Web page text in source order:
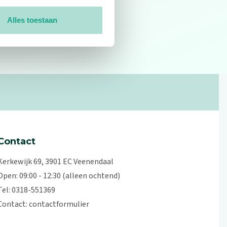
Alles toestaan
69, 3901 EC Veenendaal
09:00 - 12:30 (alleen ochtend)
0318-551369
contactformulier